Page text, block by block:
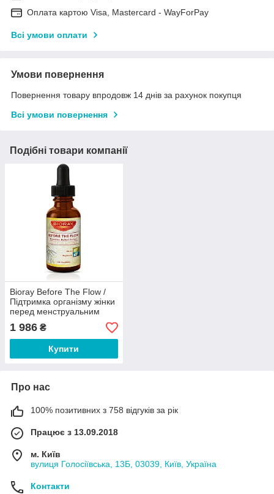
Оплата картою Visa, Mastercard - WayForPay
Всі умови оплати
Умови повернення
Повернення товару впродовж 14 днів за рахунок покупця
Всі умови повернення
Подібні товари компанії
Bioray Before The Flow /
Підтримка організму жінки
перед менструальним
циклом 60 мл
1 986 ₴
Купити
Про нас
100% позитивних з 758 відгуків за рік
Працює з 13.09.2018
м. Київ
вулиця Голосіївська, 13Б, 03039, Київ, Україна
Контакти